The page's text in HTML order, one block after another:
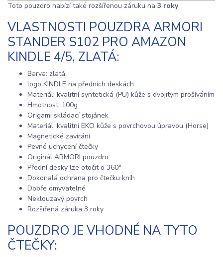
Toto pouzdro nabízí také rozšířenou záruku na 3 roky.
VLASTNOSTI POUZDRA ARMORI
STANDER S102 PRO AMAZON
KINDLE 4/5, ZLATÁ:
Barva: zlatá
logo KINDLE na předních deskách
Materiál: kvalitní syntetická (PU) kůže s dvojitým prošíváním
Hmotnost: 100g
Origami skládací stojánek
Materiál: kvalitní EKO kůže s povrchovou úpravou (Horse)
Magnetické zavírání
Pevné uchycení čtečky
Originál ARMORI pouzdro
Přední desky lze otočit o 360°
Dokonalá ochrana pro čtečku knih
Dobře omyvatelné
Neklouzavý povrch
Rozšířená záruka 3 roky
POUZDRO JE VHODNÉ NA TYTO
ČTEČKY: